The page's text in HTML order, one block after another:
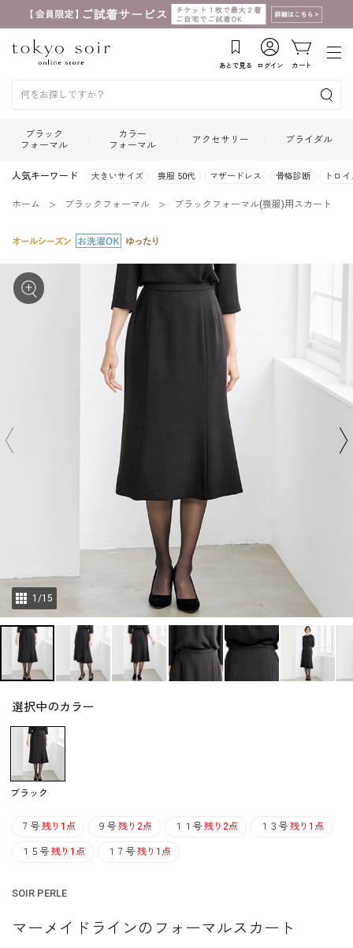
あとで見る ログイン カート
ブラック
フォーマル
カラー
フォーマル
アクセサリー ブライダル
人気キーワード 大きいサイズ 喪服 50代 マザードレス 骨格診断 トロ
ホーム ブラックフォーマル ブラックフォーマル(喪服)用スカート
1 /15
選択中のカラー
ブラック
７号 残り1点 ９号 残り2点 １１号 残り2点 １３号 残り1点
１５号 残り1点 １７号 残り1点
SOIR PERLE
マーメイドラインのフォーマルスカート